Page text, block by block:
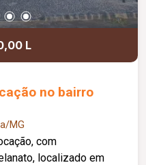
L
no bairro
MG
com
localizado em